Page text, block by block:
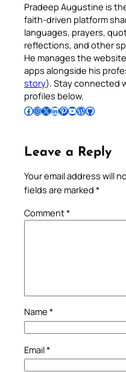
Pradeep Augustine is
faith-driven platform
languages, prayers,
reflections, and other
He manages the
apps alongside his
story). Stay connected
profiles below.
Follow Pradeep on Facebook Follow Pradeep on InstagramFollow Pradeep on X Follow Pradeep on LinkedIn Follow Pradeep on Pinterest Subscribe to Pradeep’s Youtube Channel Follow Pradeep on WordPress Follow Pradeep on GitHub
Leave a Reply
Your email address will
fields are marked *
Comment*
Name *
Email*